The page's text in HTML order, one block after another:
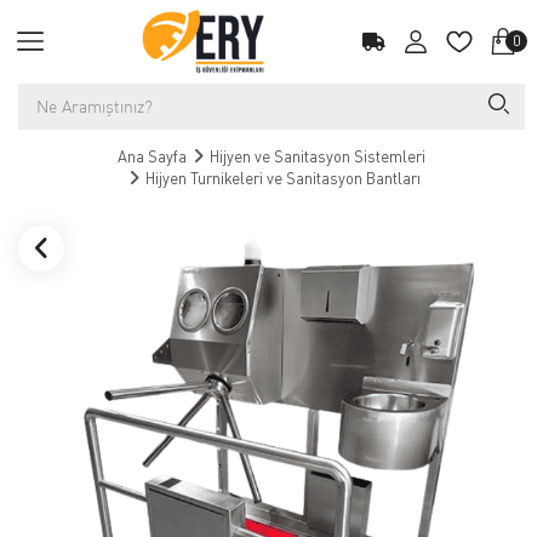
0
Ana Sayfa
Hijyen ve Sanitasyon Sistemleri
Hijyen Turnikeleri ve Sanitasyon Bantları